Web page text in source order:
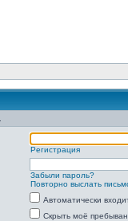
Регистрация
Забыли пароль?
Повторно выслать
Автоматически
Скрыть моё